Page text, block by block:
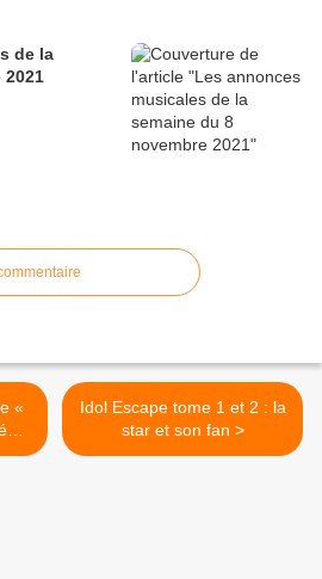
de la
2021
Idol Escape tome 1 et 2 : la
star et son fan >